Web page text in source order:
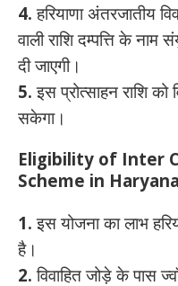
4. हरियाणा अंतरजातीय
वाली राशि दम्पत्ति के
दी जाएगी।
5. इस प्रोत्साहन राशि को
सकेगा।
Eligibility of Inter
Scheme in Haryana
1. इस योजना का लाभ
है।
2. विवाहित जोड़े के पास